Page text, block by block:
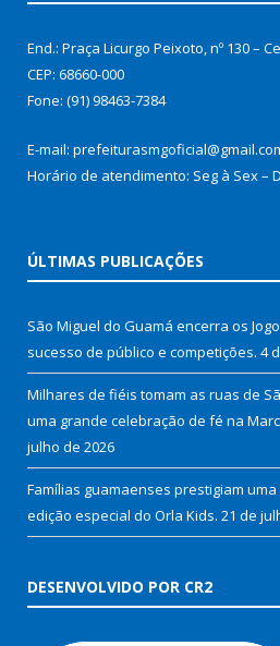
End.: Praça Licurgo Peixoto, nº 130 –
CEP: 68660-000
Fone: (91) 98463-7384
E-mail:
Horário de atendimento: Seg à Sex –
ÚLTIMAS PUBLICAÇÕES
São Miguel do Guamá encerra os
sucesso de público e competições. 4
Milhares de fiéis tomam as ruas de
uma grande celebração de fé na
julho de 2026
Famílias guamaenses prestigiam
edição especial do Orla Kids. 21 de
DESENVOLVIDO POR CR2